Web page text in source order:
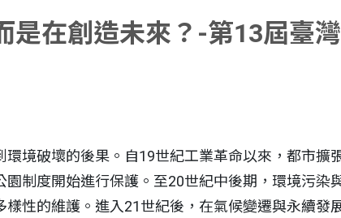
是在創造未來？-第13屆臺
境破壞的後果。自19世紀工業革命以來，都市擴
制度開始進行保護。至20世紀中後期，環境污染
性的維護。進入21世紀後，在氣候變遷與永續發